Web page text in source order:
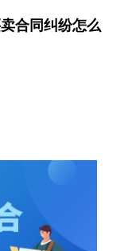
合同纠纷怎么